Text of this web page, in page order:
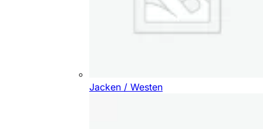
Jacken / Westen